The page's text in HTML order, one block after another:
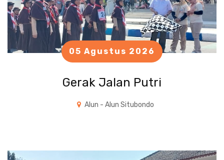
05 Agustus 2026
Gerak Jalan Putri
Alun - Alun Situbondo